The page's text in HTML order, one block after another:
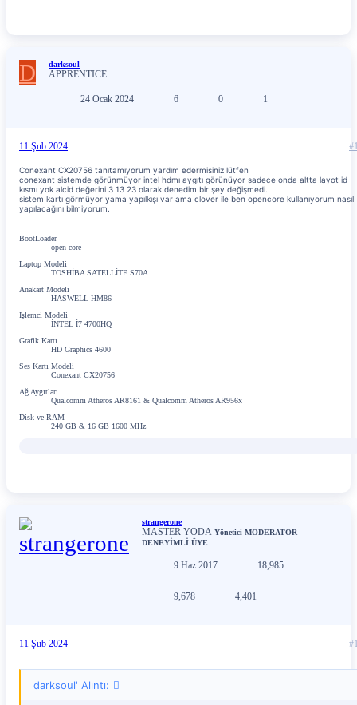
D darksoul
APPRENTICE
24 Ocak 2024 6 0 1
11 Şub 2024
Conexant CX20756 tanıtamıyorum yardım edermisiniz lütfen
conexant sistemde görünmüyor intel hdmı aygıtı görünüyor sadece onda altta layot id
kısmı yok alcid değerini 3 13 23 olarak denedim bir şey değişmedi.
sistem kartı görmüyor yama yapılkışı var ama clover ile ben opencore kullanıyorum nasıl
yapılacağını bilmiyorum.
BootLoader
open core
Laptop Modeli
TOSHİBA SATELLİTE S70A
Anakart Modeli
HASWELL HM86
İşlemci Modeli
İNTEL İ7 4700HQ
Grafik Kartı
HD Graphics 4600
Ses Kartı Modeli
Conexant CX20756
Ağ Aygıtları
Qualcomm Atheros AR8161 & Qualcomm Atheros AR956x
Disk ve RAM
240 GB & 16 GB 1600 MHz
strangerone
MASTER YODA Yönetici MODERATOR
DENEYİMLİ ÜYE
9 Haz 2017 18,985
9,678 4,401
11 Şub 2024
darksoul' Alıntı: